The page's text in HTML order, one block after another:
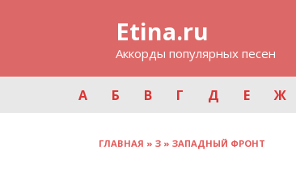
Etina.ru
Аккорды популярных песен
А Б В Г Д Е Ж
ГЛАВНАЯ » З » ЗАПАДНЫЙ ФРОНТ